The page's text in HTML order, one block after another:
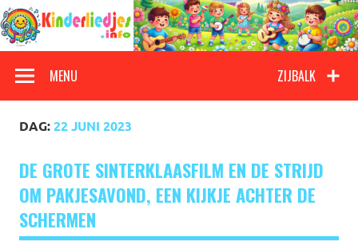
Doorgaan
naar
inhoud
Kinderliedjes
ZIJBALK
MENU
DAG:22 JUNI 2023
DE GROTE SINTERKLAASFILM EN DE STRIJD
OM PAKJESAVOND, EEN KIJKJE ACHTER DE
SCHERMEN